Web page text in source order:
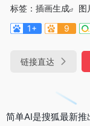
标签： 插画生成 图
1+
9
链接直达
简单AI是搜狐最新